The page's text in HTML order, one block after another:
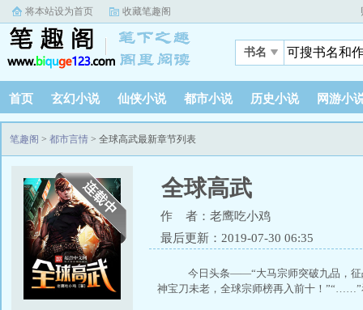
将本站设为首页 收藏笔趣阁
书名
首页 玄幻小说 仙侠小说 都市小说 历史小说 网游小
笔趣阁 > 都市言情 > 全球高武最新章节列表
全球高武
作 者：老鹰吃小鸡
最后更新：2019-07-30 06:35
今日头条——“大马宗师突破九品，征
神宝刀未老，全球宗师榜再入前十！